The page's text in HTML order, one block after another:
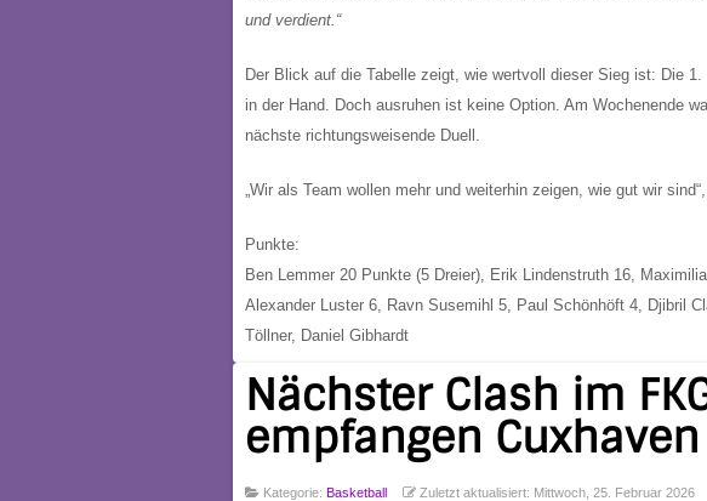
und verdient.“
Der Blick auf die Tabelle zeigt, wie wertvoll dieser Sieg ist: Die
in der Hand. Doch ausruhen ist keine Option. Am Wochenende
nächste richtungsweisende Duell.
„Wir als Team wollen mehr und weiterhin zeigen, wie gut wir
Punkte:
Ben Lemmer 20 Punkte (5 Dreier), Erik Lindenstruth 16,
Alexander Luster 6, Ravn Susemihl 5, Paul Schönhöft 4, Djibril
Töllner, Daniel Gibhardt
Nächster Clash im
empfangen Cuxhaven
Kategorie: Basketball Zuletzt aktualisiert: Mittwoch, 25. Februar 2026